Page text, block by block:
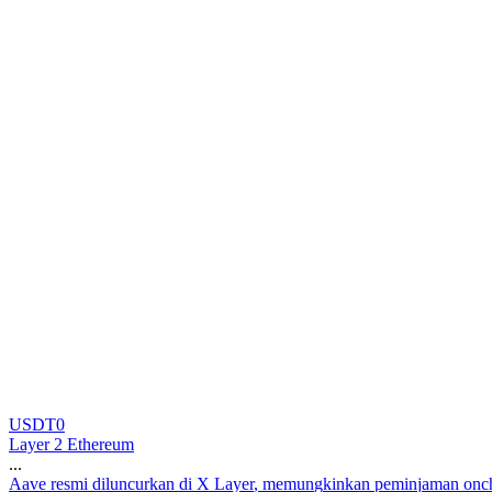
USDT0
Layer 2 Ethereum
...
Aave resmi diluncurkan di X Layer, memungkinkan peminjaman onc